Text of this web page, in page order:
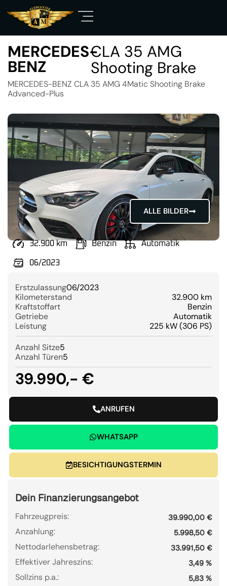
MERCEDES-
BENZ
CLA 35 AMG
Shooting Brake
MERCEDES-BENZ CLA 35 AMG 4Matic Shooting Brake
Advanced-Plus
ALLE BILDER
32.900 km Benzin Automatik
06/2023
Erstzulassung06/2023
Kilometerstand
32.900 km
Kraftstoffart
Benzin
Getriebe
Automatik
Leistung
225 kW (306 PS)
Anzahl Sitze5
Anzahl Türen5
39.990,- €
ANRUFEN
WHATSAPP
BESICHTIGUNGSTERMIN
Dein Finanzierungsangebot
Fahrzeugpreis: 39.990,00 €
Anzahlung: 5.998,50 €
Nettodarlehensbetrag: 33.991,50 €
Effektiver Jahreszins: 3,49 %
Sollzins p.a.: 5,83 %